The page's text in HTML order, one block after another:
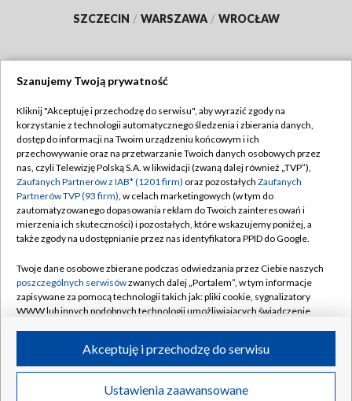
SZCZECIN / WARSZAWA / WROCŁAW
TVP
Abonament TVP
Emisja w TVP
Centrum informacji TVP
Naziemna Telewizja Cyfrowa
Rada Programowa
System NOS
Informacje o nadawcy
Program dla prasy
Regulamin TVP
Polityka prywatności
Moje zgody
Pomoc
Kontakt
Kanały
©2026 Telewizja Polska S.A. w likwidacji
Szanujemy Twoją prywatność
Kliknij "Akceptuję i przechodzę do serwisu", aby wyrazić zgody na
korzystanie z technologii automatycznego śledzenia i zbierania danych,
dostęp do informacji na Twoim urządzeniu końcowym i ich
przechowywanie oraz na przetwarzanie Twoich danych osobowych przez
nas, czyli Telewizję Polską S.A. w likwidacji (zwaną dalej również „TVP”),
Zaufanych Partnerów z IAB* (1201 firm) oraz pozostałych Zaufanych
Partnerów TVP (93 firm), w celach marketingowych (w tym do
zautomatyzowanego dopasowania reklam do Twoich zainteresowań i
mierzenia ich skuteczności) i pozostałych, które wskazujemy poniżej, a
także zgody na udostępnianie przez nas identyfikatora PPID do Google.
Twoje dane osobowe zbierane podczas odwiedzania przez Ciebie naszych
poszczególnych serwisówzwanych dalej „Portalem”, w tym informacje
zapisywane za pomocą technologii takich jak: pliki cookie, sygnalizatory
WWW lub innych podobnych technologii umożliwiających świadczenie
ruchu w Internecie.
Twoje dane osobowe zbierane podczas odwiedzania przez Ciebie
poszczególnych serwisówna Portalu, takie jak adresy IP, identyfikatory
Ustawienia zaawansowane
Akceptuję i przechodzę do serwisu